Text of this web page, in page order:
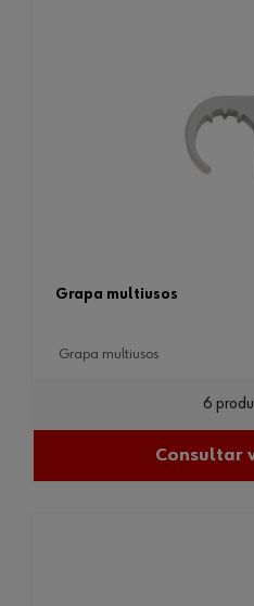
grapa multiusos
grapa multiusos
6
Consultar